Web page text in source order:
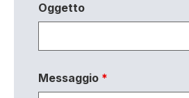
Oggetto
Messaggio *